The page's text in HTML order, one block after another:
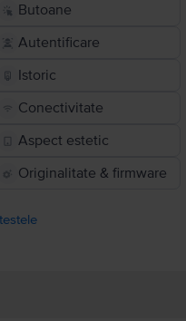
Butoane
Autentificare
Istoric
Conectivitate
Aspect estetic
Originalitate & firmware